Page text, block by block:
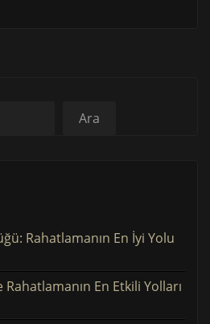
Ara
Rahatlamanın En İyi Yolu
En Etkili Yolları